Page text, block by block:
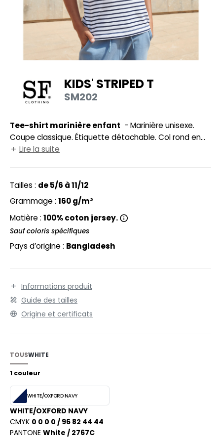
DE SERIE
VISIBILITE
MODULABLES
DE MAISON
IN EUROPE
LABEL / TEAR AWAY
SHOPPING
VETEMENTS
YOUR BRAND
SI ON L'APPELAIT FRANCIS
HALES
ROW
OF THE LOOM VINTAGE
- BLANKS
KIDS' STRIPED T
SM202
Tee-shirt marinière enfant
Coupe classique. Étiquette détachable. Col rond en
bord côte stretch. Double surpiqûre au col, manches
Lire la suite
Tailles : de 5/6 à 11/12
Grammage : 160 g/m²
Matière : 100% coton jersey.
Sauf coloris spécifiques
Pays d’origine : Bangladesh
Informations produit
Guide des tailles
Origine et certificats
TOUSWHITE
1 couleur
WHITE/OXFORD NAVY
WHITE/OXFORD NAVY
CMYK 0 0 0 0 / 96 82 44 44
PANTONE White / 2767C